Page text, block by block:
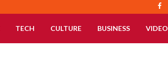
TECH CULTURE BUSINESS VIDEO